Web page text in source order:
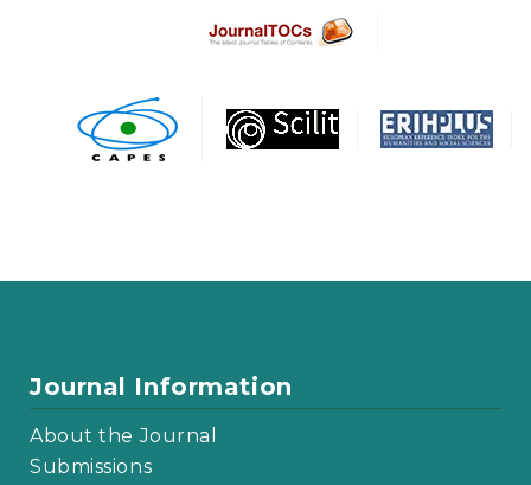
Journal Information
About the Journal
Submissions